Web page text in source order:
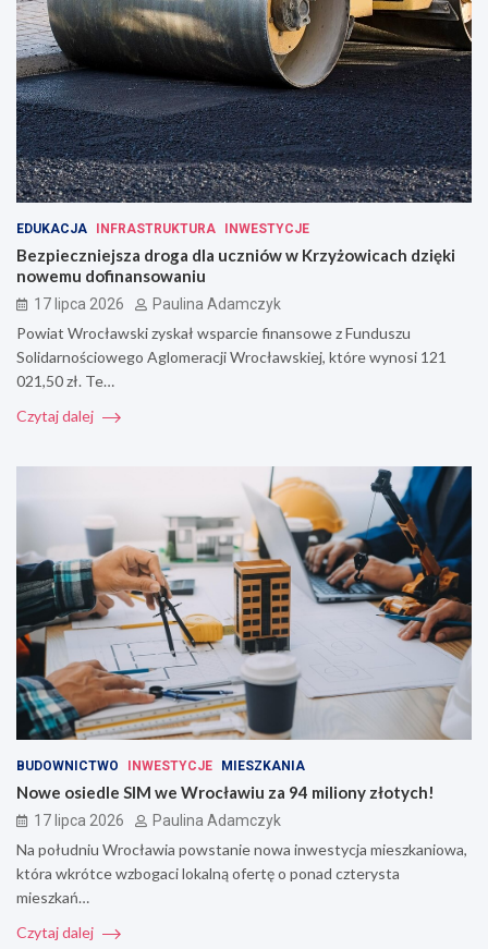
EDUKACJA INFRASTRUKTURA INWESTYCJE
Bezpieczniejsza droga dla uczniów w Krzyżowicach dzięki
nowemu dofinansowaniu
17 lipca 2026 Paulina Adamczyk
Powiat Wrocławski zyskał wsparcie finansowe z Funduszu
Solidarnościowego Aglomeracji Wrocławskiej, które wynosi 121
021,50 zł. Te…
Czytaj dalej
BUDOWNICTWO INWESTYCJE MIESZKANIA
Nowe osiedle SIM we Wrocławiu za 94 miliony złotych!
17 lipca 2026 Paulina Adamczyk
Na południu Wrocławia powstanie nowa inwestycja mieszkaniowa,
która wkrótce wzbogaci lokalną ofertę o ponad czterysta
mieszkań…
Czytaj dalej